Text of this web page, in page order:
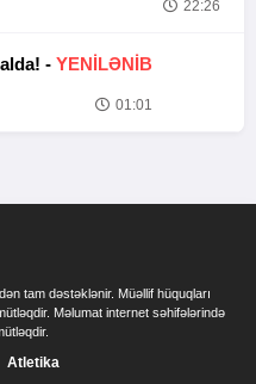
22:26
- YENİLƏNİB
01:01
tam dəstəklənir. Müəllif hüquqları
Məlumat internet səhifələrində
Atletika